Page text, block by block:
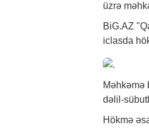
üzrə
BiG.AZ
iclasda
Məhkəmə
dəlil-
Hökmə